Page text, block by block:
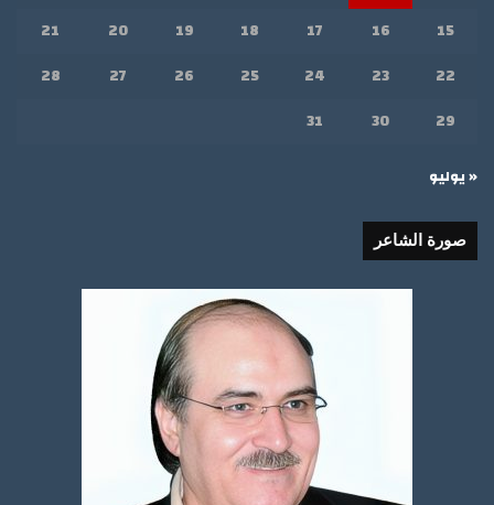
15
16
17
18
19
20
21
22
23
24
25
26
27
28
29
30
31
« يوليو
صورة الشاعر